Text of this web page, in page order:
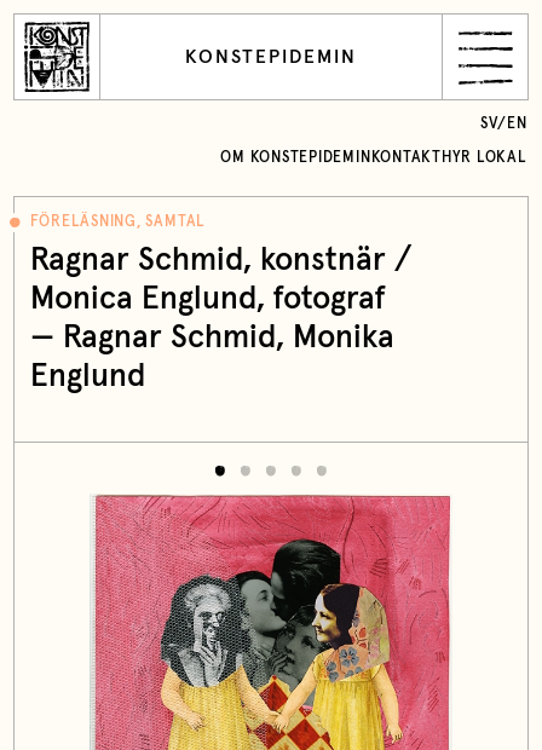
KONSTEPIDEMIN
OM KONSTEPIDEMIN KONTAKT HYR LOKAL
SV/ EN
FÖRELÄSNING, SAMTAL
Ragnar Schmid, konstnär /
Monica Englund, fotograf
— Ragnar Schmid, Monika
Englund